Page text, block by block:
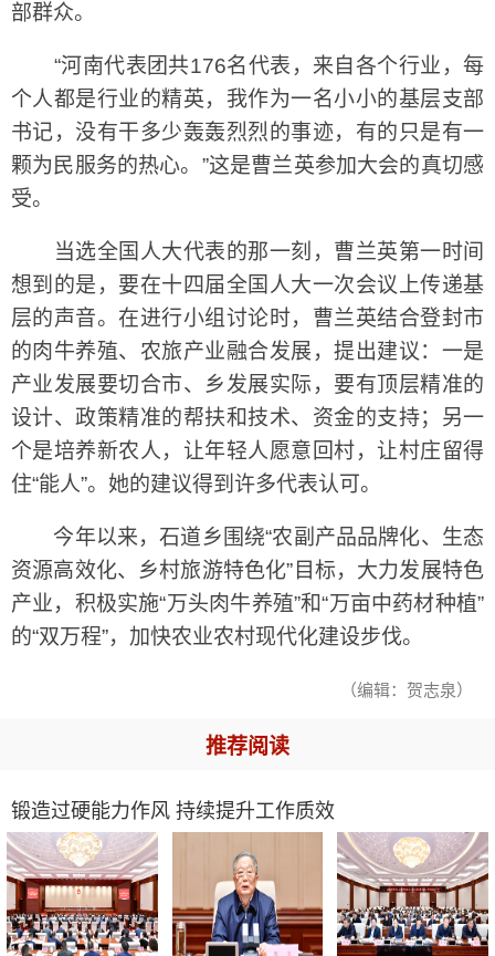
部群众。
“河南代表团共176名代表，来自各个行业，每
个人都是行业的精英，我作为一名小小的基层支部
书记，没有干多少轰轰烈烈的事迹，有的只是有一
颗为民服务的热心。”这是曹兰英参加大会的真切感
受。
当选全国人大代表的那一刻，曹兰英第一时间
想到的是，要在十四届全国人大一次会议上传递基
层的声音。在进行小组讨论时，曹兰英结合登封市
的肉牛养殖、农旅产业融合发展，提出建议：一是
产业发展要切合市、乡发展实际，要有顶层精准的
设计、政策精准的帮扶和技术、资金的支持；另一
个是培养新农人，让年轻人愿意回村，让村庄留得
住“能人”。她的建议得到许多代表认可。
今年以来，石道乡围绕“农副产品品牌化、生态
资源高效化、乡村旅游特色化”目标，大力发展特色
产业，积极实施“万头肉牛养殖”和“万亩中药材种植”
的“双万程”，加快农业农村现代化建设步伐。
（编辑：贺志泉）
推荐阅读
锻造过硬能力作风 持续提升工作质效